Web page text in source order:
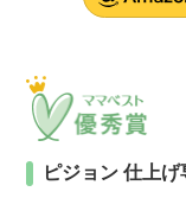
ピジョン 仕上